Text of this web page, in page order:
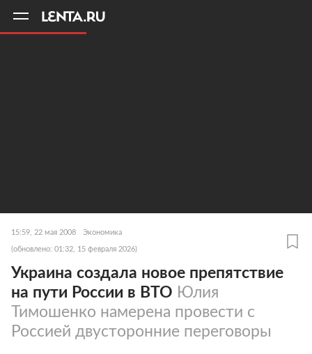
15:59, 22 мая 2008 Экономика
(обновлено: 01:32, 15 февраля 2026)
Украина создала новое препятствие
на пути России в ВТО Юлия
Тимошенко намерена провести с
Россией двусторонние переговоры